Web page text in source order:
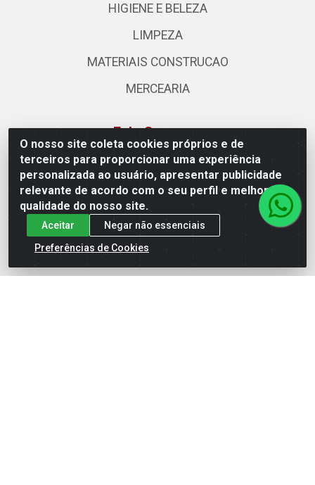
O nosso site coleta cookies próprios e de
terceiros para proporcionar uma experiência
personalizada ao usuário, apresentar publicidade
relevante de acordo com o seu perfil e melhorar a
qualidade do nosso site.
Aceitar
Negar não essenciais
Preferências de Cookies
HIGIENE E BELEZA
LIMPEZA
MATERIAIS CONSTRUCAO
MERCEARIA
Fale Conosco
(62) 3310-3544
(62) 99964-9927
atendimento@rivershop.com.br
Instagram
Formas de Pagamento